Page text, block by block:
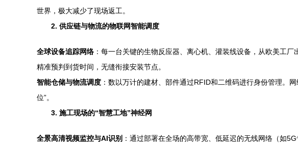
世界，极大减少了现场返工。
2. 供应链与物流的物联网智能调度
全球设备追踪网络 ：每一台关键的生物反应器、离心机、灌装线设备，从欧美工
精准预判到货时间，无缝衔接安装节点。
智能仓储与物流调度 ：数以万计的建材、部件通过RFID和二维码进行身份管理。
位”。
3. 施工现场的“智慧工地”神经网
全景高清视频监控与AI识别 ：通过部署在全场的高带宽、低延迟的无线网络（如